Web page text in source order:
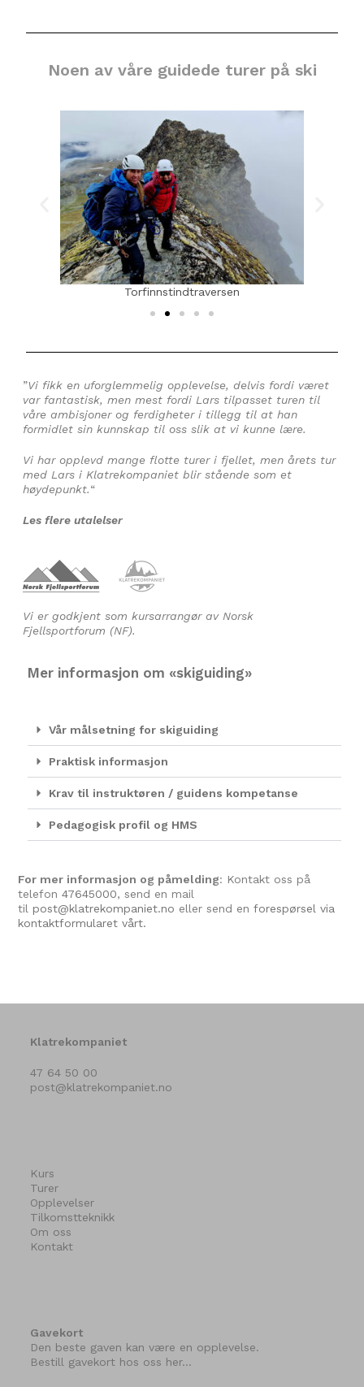
Noen av våre guidede turer på ski
Torfinnstindtraversen
”Vi fikk en uforglemmelig opplevelse, delvis fordi været
var fantastisk, men mest fordi Lars tilpasset turen til
våre ambisjoner og ferdigheter i tillegg til at han
formidlet sin kunnskap til oss slik at vi kunne lære.
Vi har opplevd mange flotte turer i fjellet, men årets tur
med Lars i Klatrekompaniet blir stående som et
høydepunkt.“
Les flere utalelser
Vi er godkjent som kursarrangør av Norsk
Fjellsportforum (NF).
Mer informasjon om «skiguiding»
Vår målsetning for skiguiding
Praktisk informasjon
Krav til instruktøren / guidens kompetanse
Pedagogisk profil og HMS
For mer informasjon og påmelding: Kontakt oss på
telefon47645000, send en mail
til post@klatrekompaniet.no eller send enforespørsel via
kontaktformularet vårt.
Klatrekompaniet
47 64 50 00
post@klatrekompaniet.no
Kurs
Turer
Opplevelser
Tilkomstteknikk
Om oss
Kontakt
Gavekort
Den beste gaven kan være en opplevelse.
Bestill gavekort hos oss her…